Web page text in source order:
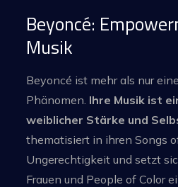
Beyoncé:
Musik
Beyoncé ist mehr als nur
Phänomen. Ihre Musik ist
weiblicher Stärke und
thematisiert in ihren Songs
Ungerechtigkeit und setzt
Frauen und People of Color